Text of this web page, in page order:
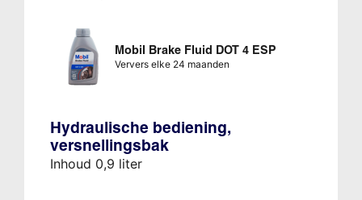
Mobil Brake Fluid DOT 4 ESP
Ververs elke 24 maanden
Hydraulische bediening,
versnellingsbak
Inhoud 0,9 liter